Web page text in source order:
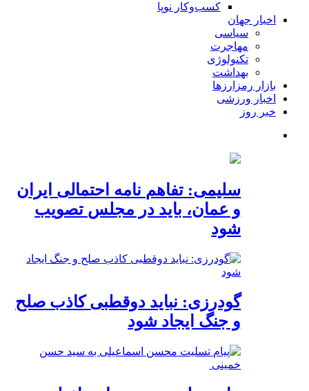
کسب‌وکار نوپا
اخبار جهان
سیاسی
مهاجرت
تکنولوژی
بهداشت
بازار رمزارزها
اخبار ورزشی
خبر روز
سلیمی: تفاهم نامه احتمالی ایران
و عمان، باید در مجلس تصویب
شود
گودرزی: نباید دوقطبی کاذب صلح
و جنگ ایجاد شود